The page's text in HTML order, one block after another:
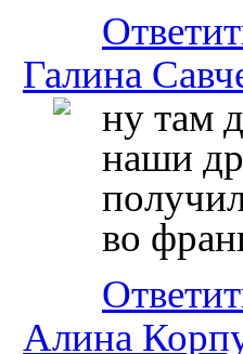
Галина
ну там
наши
во
Алина